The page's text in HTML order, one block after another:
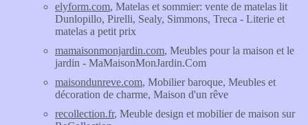
elyform.com, Matelas et sommier: vente de matelas lit
Dunlopillo, Pirelli, Sealy, Simmons, Treca - Literie et
matelas a petit prix
mamaisonmonjardin.com, Meubles pour la maison et le
jardin - MaMaisonMonJardin.Com
maisondunreve.com, Mobilier baroque, Meubles et
décoration de charme, Maison d'un rêve
recollection.fr, Meuble design et mobilier de maison sur